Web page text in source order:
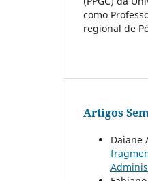
como
regional de
Artigos
Daiane